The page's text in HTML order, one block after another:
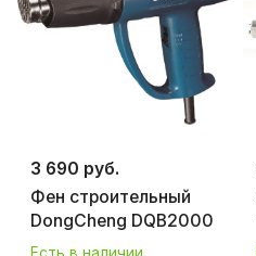
3 690 руб.
Фен строительный
DongCheng DQB2000